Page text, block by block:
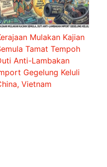
Mulakan Kajian
Tamat Tempoh
Anti-Lambakan
Gegelung Keluli
Vietnam